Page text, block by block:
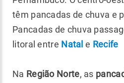
têm pancadas de chuva e
Pancadas de chuva
litoral entre Natal e Recife
Na Região Norte, as